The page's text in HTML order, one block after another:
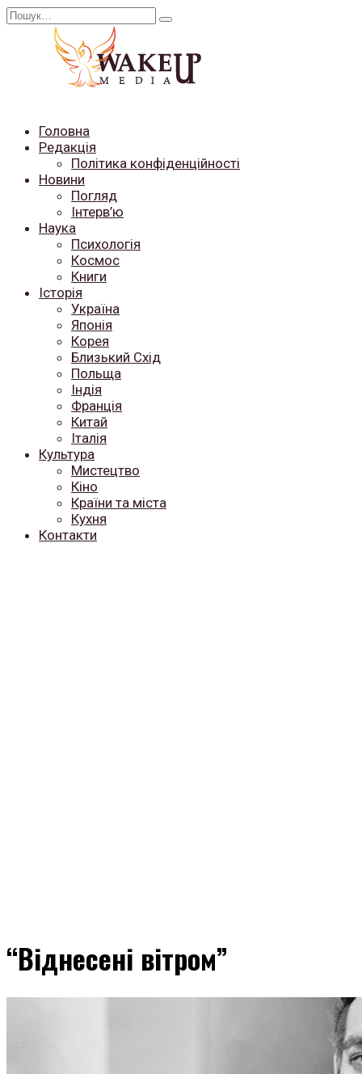
Перейти
Search
Головна
Редакція
Політика конфіденційності
Новини
Погляд
Інтерв’ю
Наука
Психологія
Космос
Книги
Історія
Україна
Японія
Корея
Близький Схід
Польща
Індія
Франція
Китай
Італія
Культура
Мистецтво
Кіно
Країни та міста
Кухня
Контакти
“Віднесені вітром”